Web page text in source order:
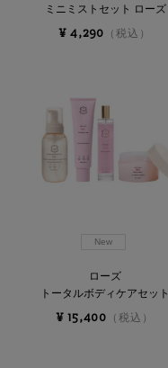
ミニミストセット ローズ
¥ 4,290 （税込）
New
ローズ
トータルボディケアセット
¥ 15,400 （税込）